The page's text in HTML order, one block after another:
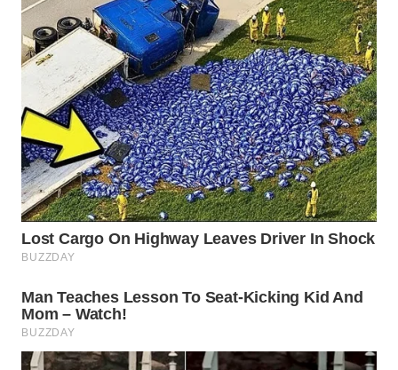
WN
MADURA
WN
SURABAYA
WN
NATUNA
WN
BINTAN
WN
MANDALIKA
WN